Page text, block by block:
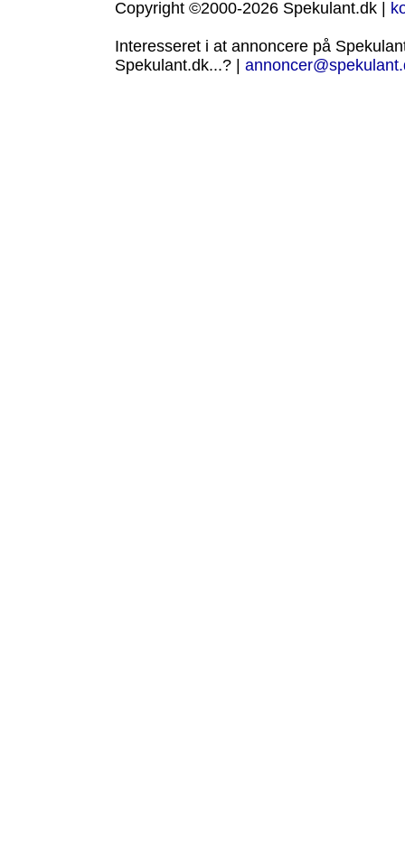
Copyright ©2000-2026 Spekulant.dk |
Interesseret i at annoncere på
Spekulant.dk...? |